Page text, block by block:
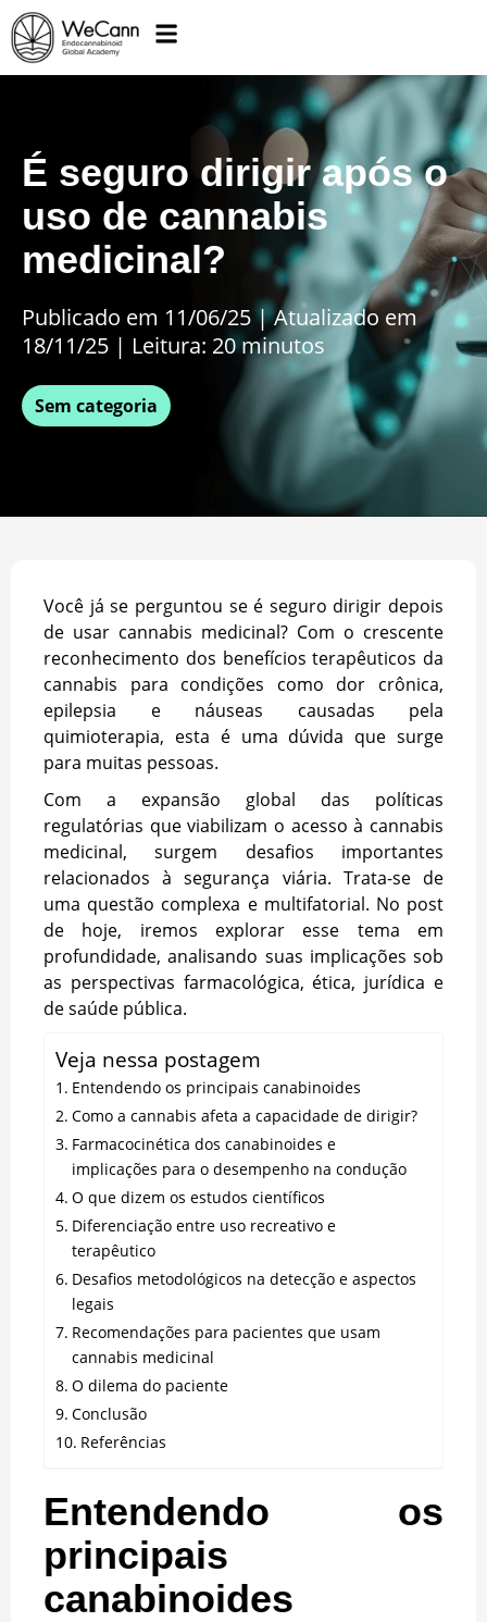
É seguro dirigir após o
uso de cannabis
medicinal?
Publicado em 11/06/25|Atualizado em
18/11/25 | Leitura: 20 minutos
Sem categoria
Você já se perguntou se é seguro dirigir depois
de usar cannabis medicinal? Com o crescente
reconhecimento dos benefícios terapêuticos da
cannabis para condições como dor crônica,
epilepsia e náuseas causadas pela
quimioterapia, esta é uma dúvida que surge
para muitas pessoas.
Com a expansão global das políticas
regulatórias que viabilizam o acesso à cannabis
medicinal, surgem desafios importantes
relacionados à segurança viária. Trata-se de
uma questão complexa e multifatorial. No post
de hoje, iremos explorar esse tema em
profundidade, analisando suas implicações sob
as perspectivas farmacológica, ética, jurídica e
de saúde pública.
Veja nessa postagem
Entendendo os principais canabinoides
Como a cannabis afeta a capacidade de dirigir?
Farmacocinética dos canabinoides e
implicações para o desempenho na condução
O que dizem os estudos científicos
Diferenciação entre uso recreativo e
terapêutico
Desafios metodológicos na detecção e aspectos
legais
Recomendações para pacientes que usam
cannabis medicinal
O dilema do paciente
Conclusão
Referências
Entendendo os
principais
canabinoides